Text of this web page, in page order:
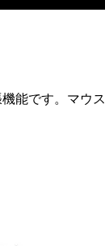
能です。 マウ